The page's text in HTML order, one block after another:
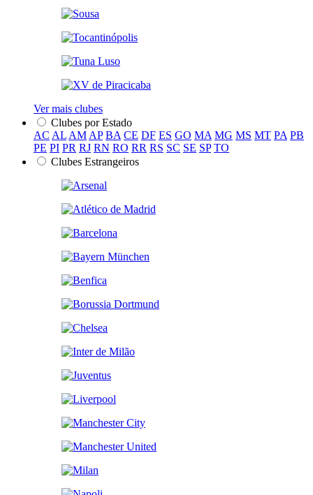
Ver mais clubes
Clubes por Estado
AC AL AM AP BA CE DF ES GO MA MG MS MT PA PB
PE PI PR RJ RN RO RR RS SC SE SP TO
Clubes Estrangeiros